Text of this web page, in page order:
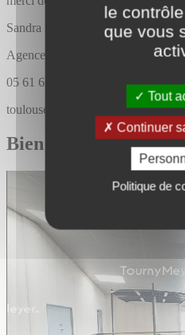
le
que vous
Tout
Continuer
Politique de
Sandra
LABOULY
Agence Tourny meyer toulouse
05 61 62 86 86
toulouse@tournymeyer.fr
Bien similaires